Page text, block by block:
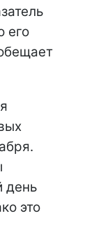
его
день
это